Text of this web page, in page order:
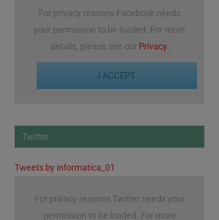
For privacy reasons Facebook needs
your permission to be loaded. For more
details, please see our Privacy.
I ACCEPT
Twitter
Tweets by informatica_01
For privacy reasons Twitter needs your
permission to be loaded. For more